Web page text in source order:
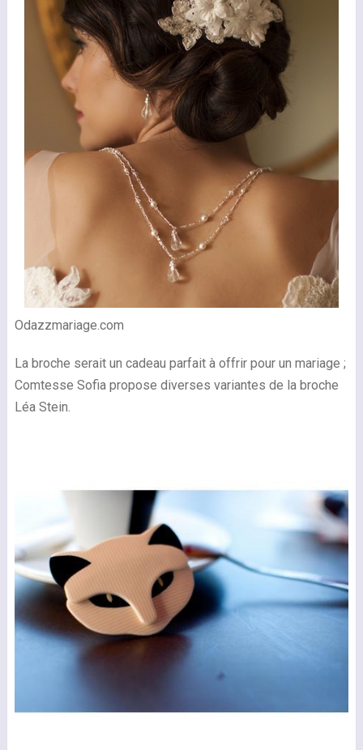
Odazzmariage.com
La broche serait un cadeau parfait à offrir pour un mariage ;
Comtesse Sofia propose diverses variantes de la broche
Léa Stein.